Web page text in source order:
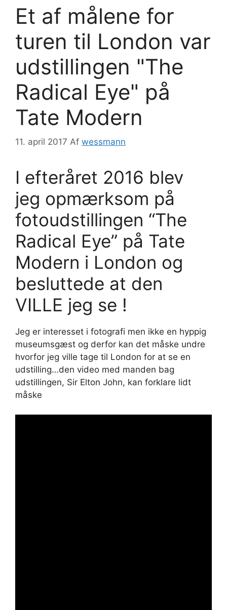
Et af målene for
turen til London var
udstillingen "The
Radical Eye" på
Tate Modern
11. april 2017 Af wessmann
I efteråret 2016 blev
jeg opmærksom på
fotoudstillingen “The
Radical Eye” på Tate
Modern i London og
besluttede at den
VILLE jeg se !
Jeg er interesset i fotografi men ikke en hyppig
museumsgæst og derfor kan det måske undre
hvorfor jeg ville tage til London for at se en
udstilling…den video med manden bag
udstillingen, Sir Elton John, kan forklare lidt
måske